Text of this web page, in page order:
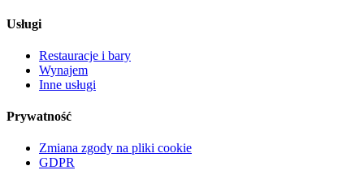
Usługi
Restauracje i bary
Wynajem
Inne usługi
Prywatność
Zmiana zgody na pliki cookie
GDPR